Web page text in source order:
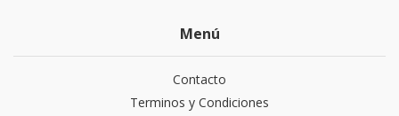
Menú
Contacto
Terminos y Condiciones